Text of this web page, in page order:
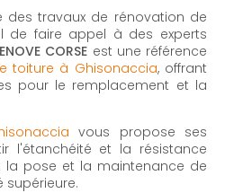
des travaux de rénovation de
de faire appel à des experts
CORSE est une référence
toiture à Ghisonaccia, offrant
pour le remplacement et la
vous propose ses
l'étanchéité et la résistance
la pose et la maintenance de
supérieure.